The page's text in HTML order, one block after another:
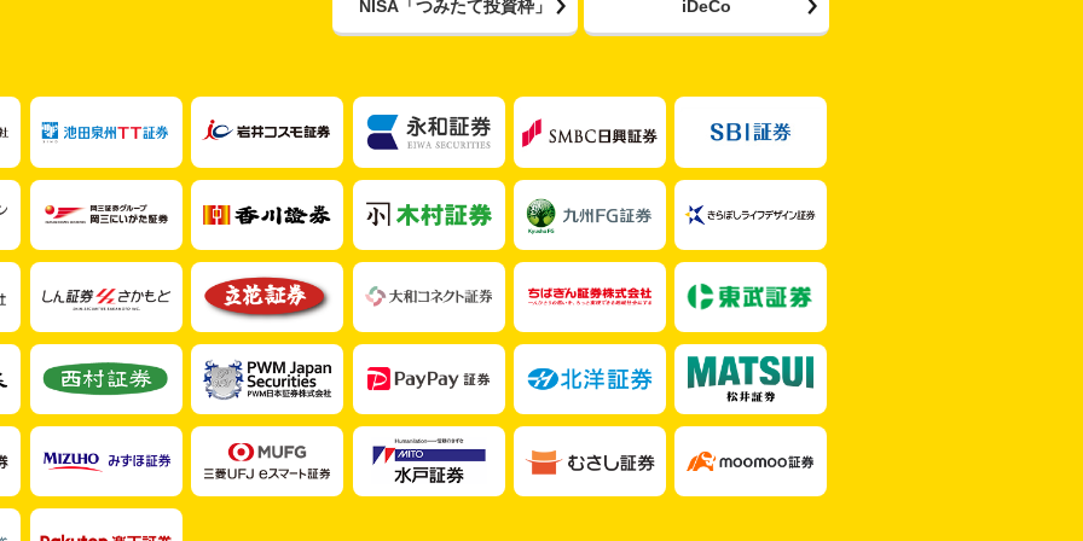
NISA「つみたて投資枠」 iDeCo